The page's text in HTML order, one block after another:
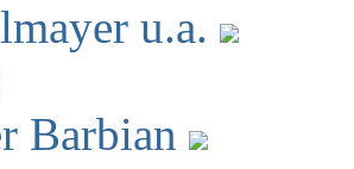
u.a.
Barbian